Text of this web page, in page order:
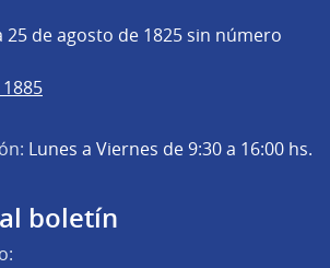
25 de agosto de 1825 sin número
Lunes a Viernes de 9:30 a 16:00 hs.
boletín